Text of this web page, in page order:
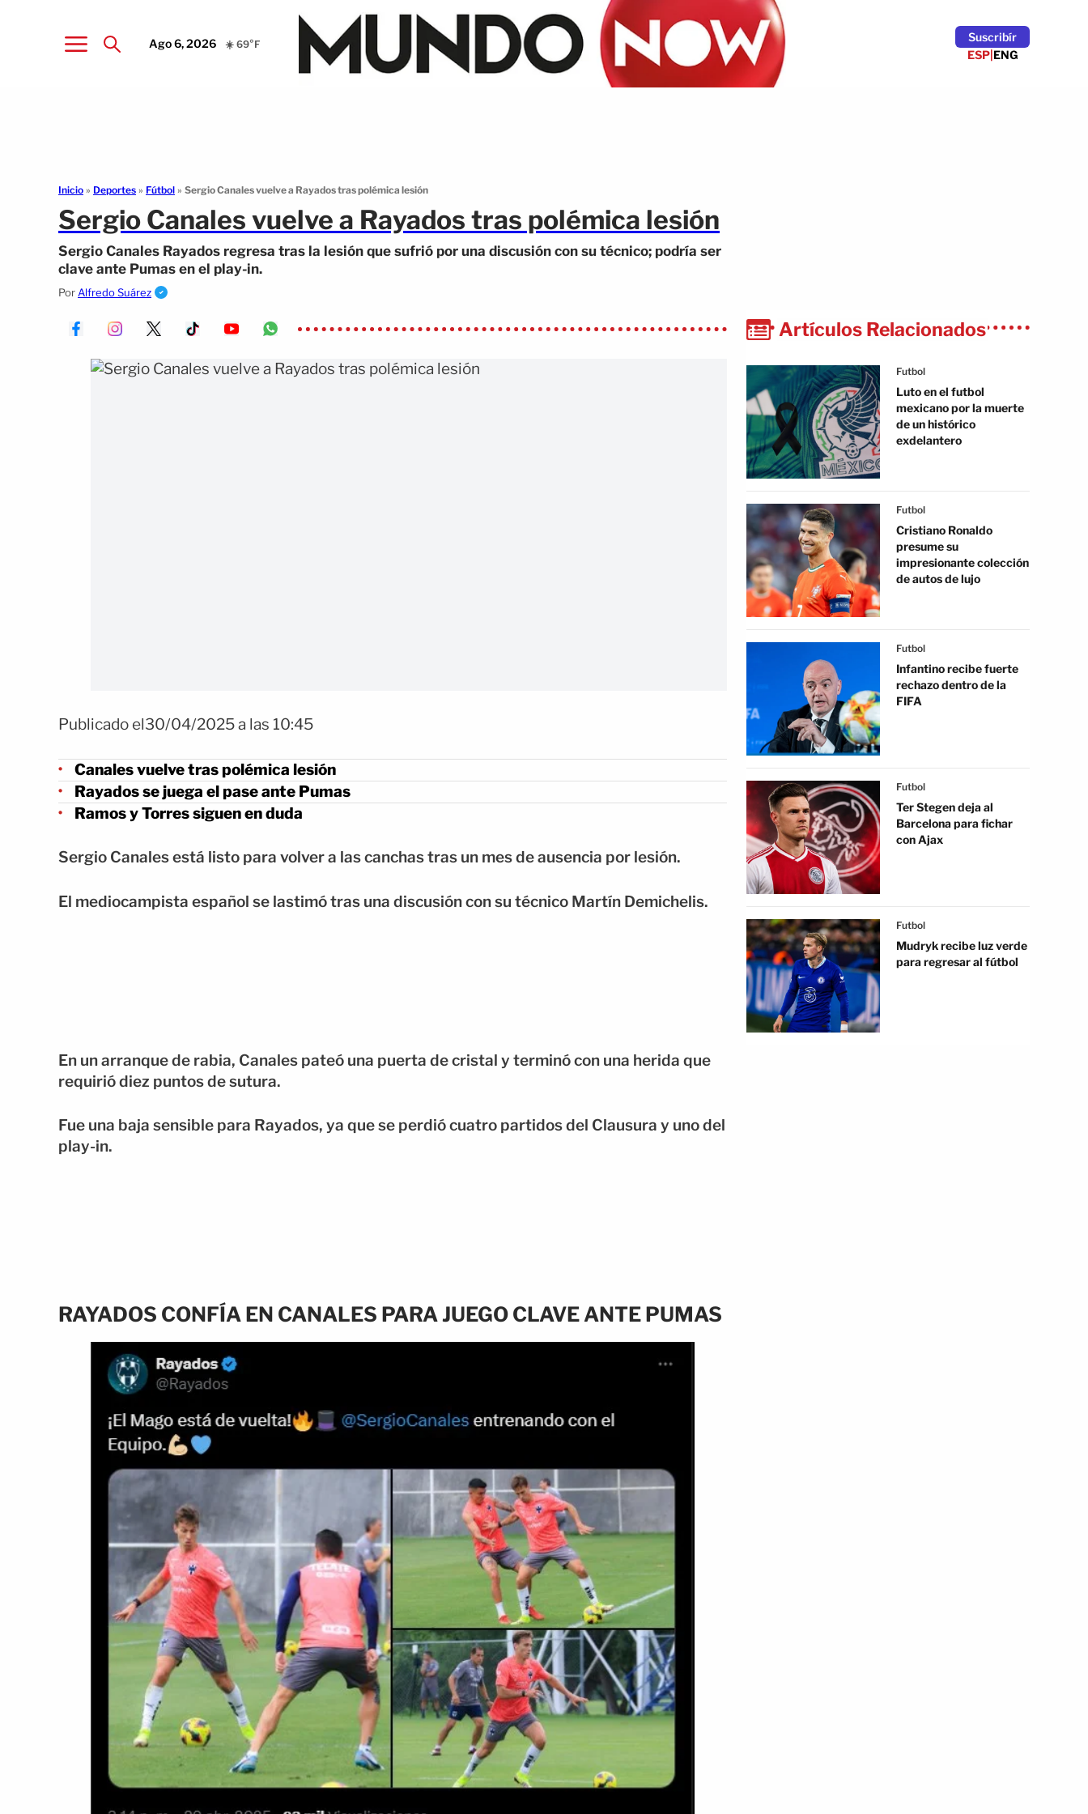
Ago 6, 2026 ☀️ 69°F
Suscribír
ESP|ENG
Inicio » Deportes » Fútbol » Sergio Canales vuelve a Rayados tras polémica lesión
Sergio Canales vuelve a Rayados tras polémica lesión
Sergio Canales Rayados regresa tras la lesión que sufrió por una discusión con su técnico; podría ser
clave ante Pumas en el play-in.
Por Alfredo Suárez
Publicado el30/04/2025 a las 10:45
Canales vuelve tras polémica lesión
Rayados se juega el pase ante Pumas
Ramos y Torres siguen en duda
Sergio Canales está listo para volver a las canchas tras un mes de ausencia por lesión.
El mediocampista español se lastimó tras una discusión con su técnico Martín Demichelis.
En un arranque de rabia, Canales pateó una puerta de cristal y terminó con una herida que
requirió diez puntos de sutura.
Fue una baja sensible para Rayados, ya que se perdió cuatro partidos del Clausura y uno del
play-in.
RAYADOS CONFÍA EN CANALES PARA JUEGO CLAVE ANTE PUMAS
Artículos Relacionados
Futbol
Luto en el futbol
mexicano por la muerte
de un histórico
exdelantero
Futbol
Cristiano Ronaldo
presume su
impresionante colección
de autos de lujo
Futbol
Infantino recibe fuerte
rechazo dentro de la
FIFA
Futbol
Ter Stegen deja al
Barcelona para fichar
con Ajax
Futbol
Mudryk recibe luz verde
para regresar al fútbol